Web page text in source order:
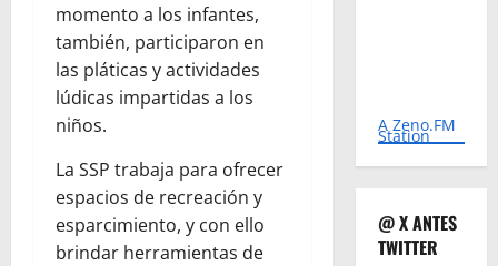
momento a los infantes,
también, participaron en
las pláticas y actividades
lúdicas impartidas a los
niños.
La SSP trabaja para ofrecer
espacios de recreación y
esparcimiento, y con ello
brindar herramientas de
A Zeno.FM
Station
@ X ANTES
TWITTER